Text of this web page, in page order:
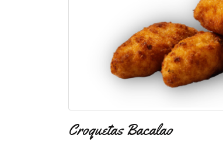
Croquetas Bacalao